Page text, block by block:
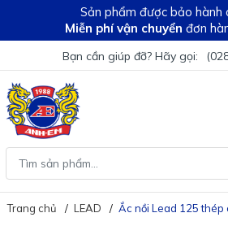
Sản phẩm được bảo hành
Miễn phí vận chuyển đơn
Bạn cần giúp đỡ? Hãy gọi:
Trang chủ LEAD Ắc nồi Lead 125 thép